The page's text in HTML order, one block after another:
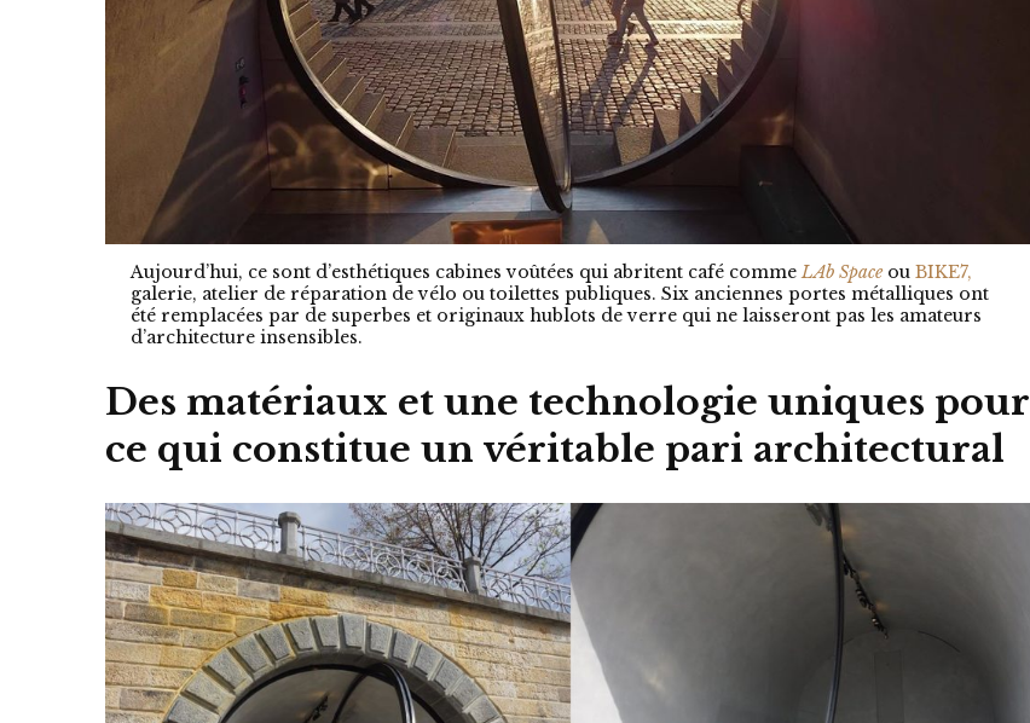
Aujourd’hui, ce sont d’esthétiques cabines voûtées qui abritent café commeLAb Spaceou BIKE7,
galerie, atelier de réparation de vélo ou toilettes publiques. Six anciennes portes métalliques ont
été remplacées par de superbes et originaux hublots de verre qui ne laisseront pas les amateurs
d’architecture insensibles.
Des matériaux et une technologie uniques pour
ce qui constitue un véritable pari architectural